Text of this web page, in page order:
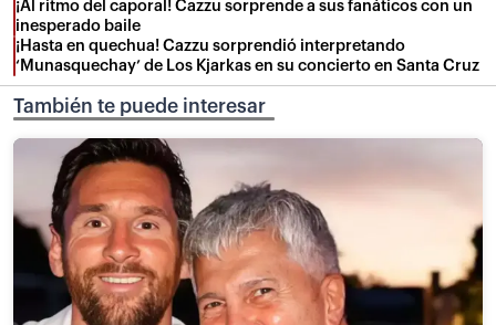
¡Al ritmo del caporal! Cazzu sorprende a sus fanáticos con un
inesperado baile
¡Hasta en quechua! Cazzu sorprendió interpretando
‘Munasquechay’ de Los Kjarkas en su concierto en Santa Cruz
También te puede interesar